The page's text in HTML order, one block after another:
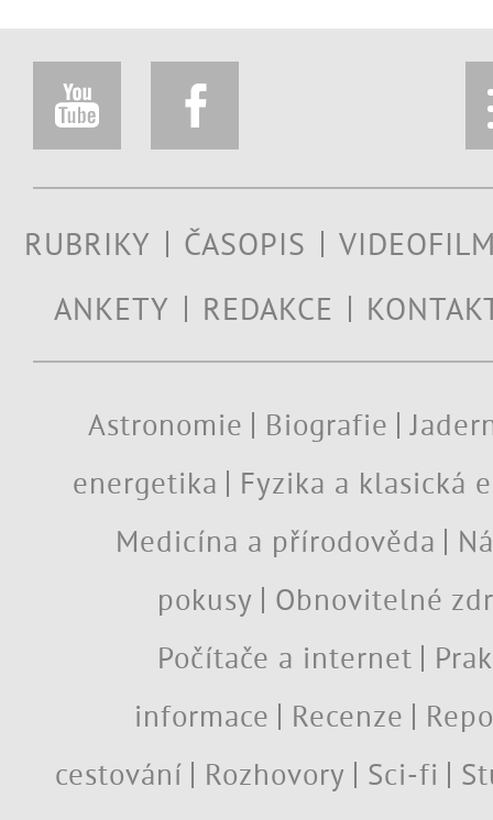
RUBRIKY ČASOPIS
ANKETY
REDAKCE
Astronomie Biografie
energetika
Fyzika a klasická
Medicína a přírodověda
pokusy
Obnovitelné
Počítače a internet
informace
Recenze
cestování
Rozhovory Sci-fi